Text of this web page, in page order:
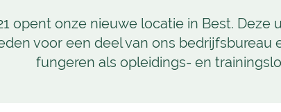
opent onze nieuwe locatie in Best. Deze
voor een deel van ons bedrijfsbureau
fungeren als opleidings- en